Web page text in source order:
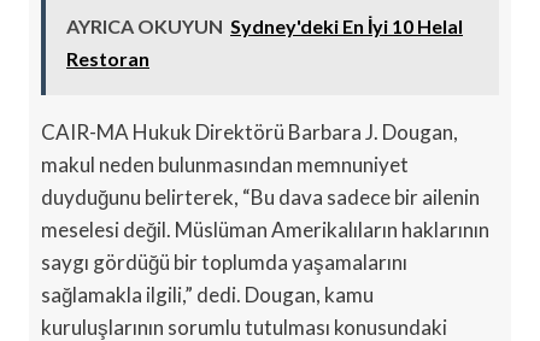
AYRICA OKUYUN Sydney'deki En İyi 10 Helal
Restoran
CAIR-MA Hukuk Direktörü Barbara J. Dougan,
makul neden bulunmasından memnuniyet
duyduğunu belirterek, “Bu dava sadece bir ailenin
meselesi değil. Müslüman Amerikalıların haklarının
saygı gördüğü bir toplumda yaşamalarını
sağlamakla ilgili,” dedi. Dougan, kamu
kuruluşlarının sorumlu tutulması konusundaki